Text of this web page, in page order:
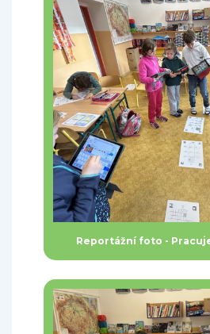
Reportážní foto -